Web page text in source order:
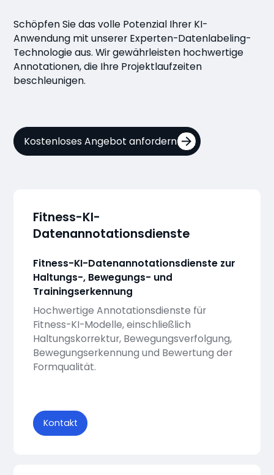
Schöpfen Sie das volle Potenzial Ihrer KI-
Anwendung mit unserer Experten-Datenlabeling-
Technologie aus. Wir gewährleisten hochwertige
Annotationen, die Ihre Projektlaufzeiten
beschleunigen.
Kostenloses Angebot anfordern
Fitness-KI-
Datenannotationsdienste
Fitness-KI-Datenannotationsdienste zur
Haltungs-, Bewegungs- und
Trainingserkennung
Hochwertige Annotationsdienste für
Fitness-KI-Modelle, einschließlich
Haltungskorrektur, Bewegungsverfolgung,
Bewegungserkennung und Bewertung der
Formqualität.
Kontakt